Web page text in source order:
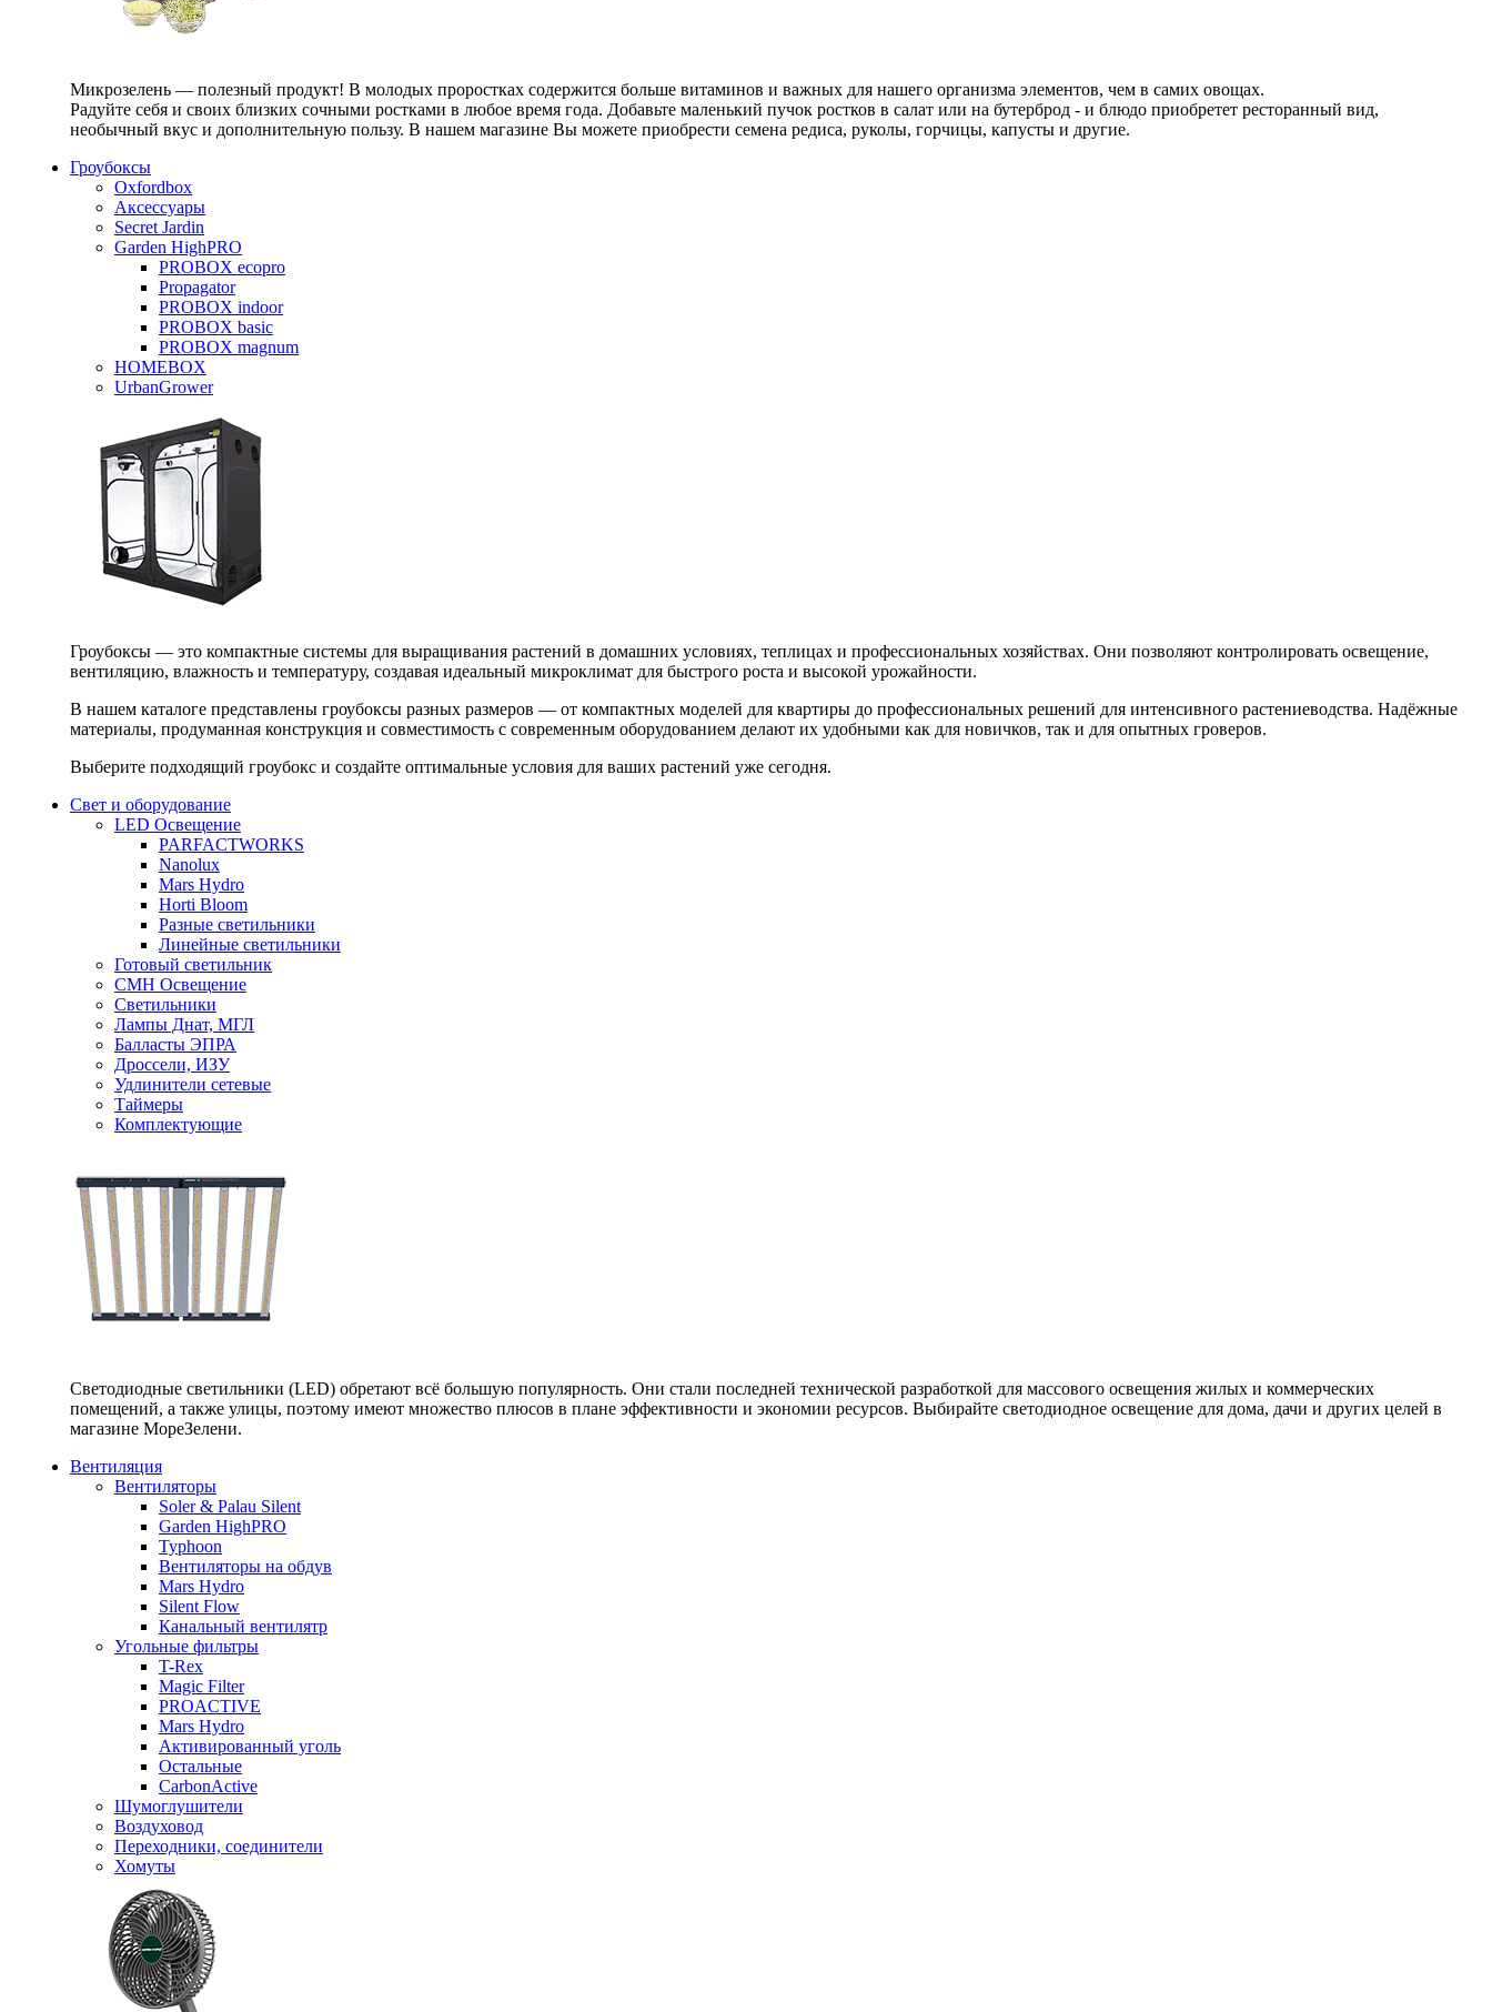
Микрозелень — полезный продукт! В молодых проростках содержится больше витаминов и важных для нашего организма элементов, чем в самих овощах.
Радуйте себя и своих близких сочными ростками в любое время года. Добавьте маленький пучок ростков в салат или на бутерброд - и блюдо приобретет ресторанный вид,
необычный вкус и дополнительную пользу. В нашем магазине Вы можете приобрести семена редиса, руколы, горчицы, капусты и другие.
Гроубоксы
Oxfordbox
Аксессуары
Secret Jardin
Garden HighPRO
PROBOX ecopro
Propagator
PROBOX indoor
PROBOX basic
PROBOX magnum
HOMEBOX
UrbanGrower
Гроубоксы — это компактные системы для выращивания растений в домашних условиях, теплицах и профессиональных хозяйствах. Они позволяют контролировать освещение,
вентиляцию, влажность и температуру, создавая идеальный микроклимат для быстрого роста и высокой урожайности.
В нашем каталоге представлены гроубоксы разных размеров — от компактных моделей для квартиры до профессиональных решений для интенсивного растениеводства. Надёжные
материалы, продуманная конструкция и совместимость с современным оборудованием делают их удобными как для новичков, так и для опытных гроверов.
Выберите подходящий гроубокс и создайте оптимальные условия для ваших растений уже сегодня.
Свет и оборудование
LED Освещение
PARFACTWORKS
Nanolux
Mars Hydro
Horti Bloom
Разные светильники
Линейные светильники
Готовый светильник
CMH Освещение
Светильники
Лампы Днат, МГЛ
Балласты ЭПРА
Дроссели, ИЗУ
Удлинители сетевые
Таймеры
Комплектующие
Светодиодные светильники (LED) обретают всё большую популярность. Они стали последней технической разработкой для массового освещения жилых и коммерческих
помещений, а также улицы, поэтому имеют множество плюсов в плане эффективности и экономии ресурсов. Выбирайте светодиодное освещение для дома, дачи и других целей в
магазине МореЗелени.
Вентиляция
Вентиляторы
Soler & Palau Silent
Garden HighPRO
Typhoon
Вентиляторы на обдув
Mars Hydro
Silent Flow
Канальный вентилятр
Угольные фильтры
T-Rex
Magic Filter
PROACTIVE
Mars Hydro
Активированный уголь
Остальные
CarbonActive
Шумоглушители
Воздуховод
Переходники, соединители
Хомуты